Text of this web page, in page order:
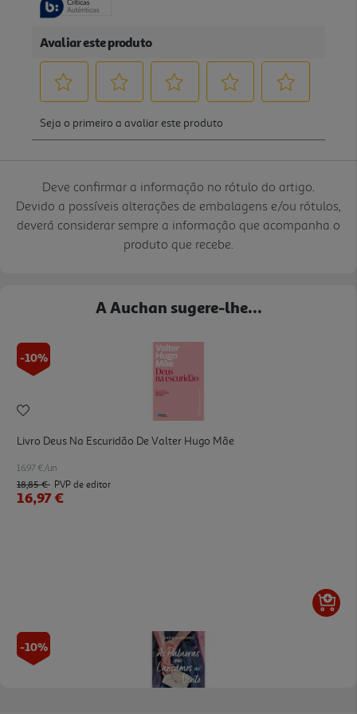
Deve confirmar a informação no rótulo do artigo.
Devido a possíveis alterações de embalagens e/ou rótulos,
deverá considerar sempre a informação que acompanha o
produto que recebe.
A Auchan sugere-lhe...
-10%
Livro Deus Na Escuridão De Valter Hugo Mãe
16.97 €/un
18,85 € PVP de editor
16,97 €
-10%